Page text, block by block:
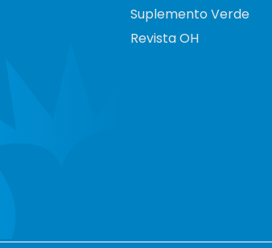
Suplemento Verde
Revista OH